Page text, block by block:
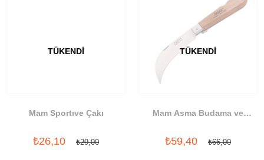
TÜKENDI
Mam Sportıve Çakı
₺26,10 ₺29,00
TÜKENDI
Mam Asma Budama ve
₺59,40 ₺66,00